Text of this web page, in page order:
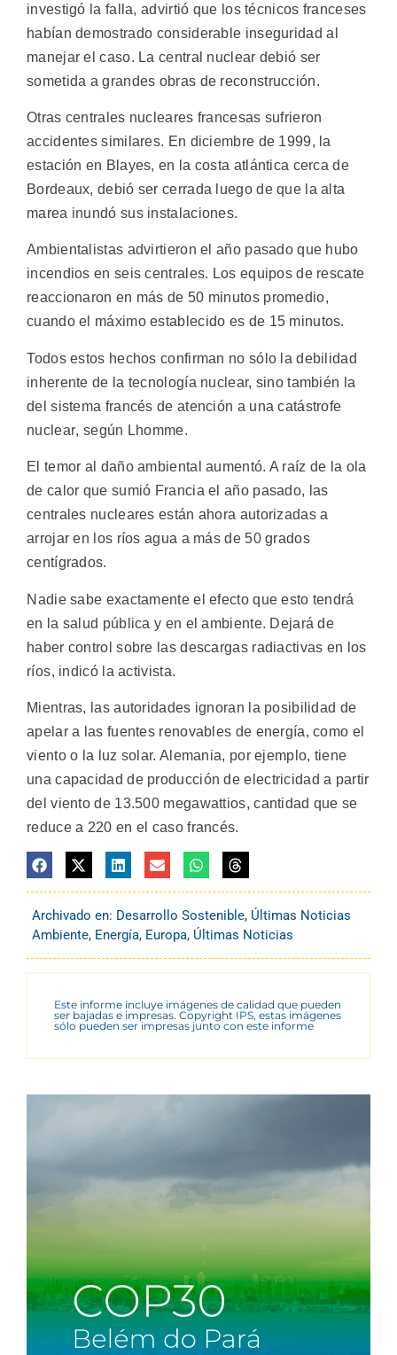
investigó la falla, advirtió que los técnicos franceses
habían demostrado considerable inseguridad al
manejar el caso. La central nuclear debió ser
sometida a grandes obras de reconstrucción.
Otras centrales nucleares francesas sufrieron
accidentes similares. En diciembre de 1999, la
estación en Blayes, en la costa atlántica cerca de
Bordeaux, debió ser cerrada luego de que la alta
marea inundó sus instalaciones.
Ambientalistas advirtieron el año pasado que hubo
incendios en seis centrales. Los equipos de rescate
reaccionaron en más de 50 minutos promedio,
cuando el máximo establecido es de 15 minutos.
Todos estos hechos confirman no sólo la debilidad
inherente de la tecnología nuclear, sino también la
del sistema francés de atención a una catástrofe
nuclear, según Lhomme.
El temor al daño ambiental aumentó. A raíz de la ola
de calor que sumió Francia el año pasado, las
centrales nucleares están ahora autorizadas a
arrojar en los ríos agua a más de 50 grados
centígrados.
Nadie sabe exactamente el efecto que esto tendrá
en la salud pública y en el ambiente. Dejará de
haber control sobre las descargas radiactivas en los
ríos, indicó la activista.
Mientras, las autoridades ignoran la posibilidad de
apelar a las fuentes renovables de energía, como el
viento o la luz solar. Alemania, por ejemplo, tiene
una capacidad de producción de electricidad a partir
del viento de 13.500 megawattios, cantidad que se
reduce a 220 en el caso francés.
Archivado en: Desarrollo Sostenible, Últimas Noticias
Ambiente, Energía, Europa, Últimas Noticias
Este informe incluye imágenes de calidad que pueden
ser bajadas e impresas. Copyright IPS, estas imágenes
sólo pueden ser impresas junto con este informe